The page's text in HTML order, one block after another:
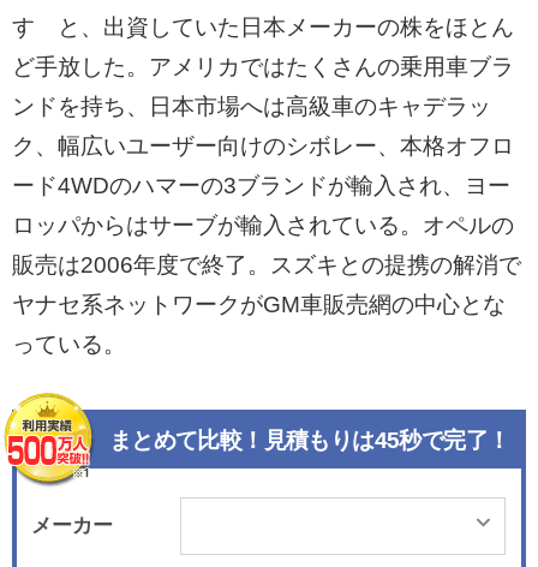
すゞと、出資していた日本メーカーの株をほとん
ど手放した。アメリカではたくさんの乗用車ブラ
ンドを持ち、日本市場へは高級車のキャデラッ
ク、幅広いユーザー向けのシボレー、本格オフロ
ード4WDのハマーの3ブランドが輸入され、ヨー
ロッパからはサーブが輸入されている。オペルの
販売は2006年度で終了。スズキとの提携の解消で
ヤナセ系ネットワークがGM車販売網の中心とな
っている。
まとめて比較！見積もりは45秒で完了！
メーカー